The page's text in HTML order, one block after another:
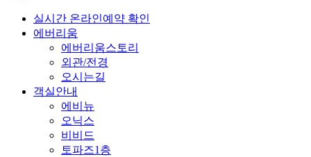
실시간 온라인예약 확인
에버리움
에버리움스토리
외관/전경
오시는길
객실안내
에비뉴
오닉스
비비드
토파즈1층